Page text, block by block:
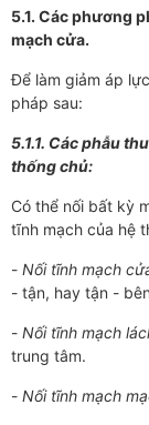
5.1. Các phương
mạch cửa.
Để làm giảm áp
pháp sau:
5.1.1. Các phẫu
thống chủ:
Có thể nối bất kỳ
tĩnh mạch của hệ
- Nối tĩnh mạch
- tận, hay tận -
- Nối tĩnh mạch
trung tâm.
- Nối tĩnh mạch